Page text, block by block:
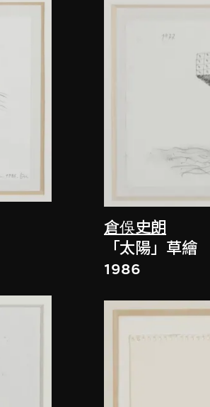
倉俁史朗
「太陽」草繪
1986